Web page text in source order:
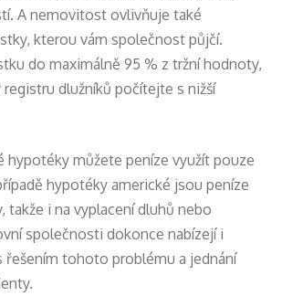
A nemovitost ovlivňuje také
kterou vám společnost půjčí.
do maximálně 95 % z tržní hodnoty,
registru dlužníků počítejte s nižší
hypotéky můžete peníze využít pouze
hypotéky americké jsou peníze
takže i na vyplacení dluhů nebo
společnosti dokonce nabízejí i
řešením tohoto problému a jednání